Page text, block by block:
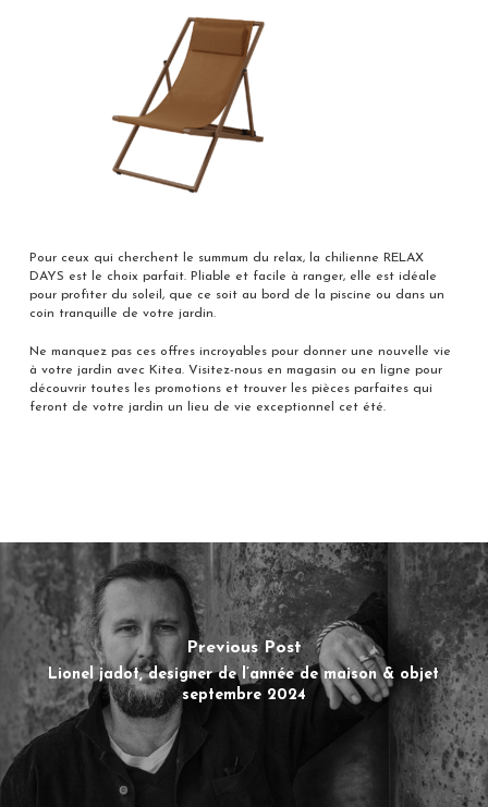
Pour ceux qui cherchent le summum du relax, la chilienne RELAX
DAYS est le choix parfait. Pliable et facile à ranger, elle est idéale
pour profiter du soleil, que ce soit au bord de la piscine ou dans un
coin tranquille de votre jardin.
Ne manquez pas ces offres incroyables pour donner une nouvelle vie
à votre jardin avec Kitea. Visitez-nous en magasin ou en ligne pour
découvrir toutes les promotions et trouver les pièces parfaites qui
feront de votre jardin un lieu de vie exceptionnel cet été.
Previous Post
Lionel jadot, designer de l’année de maison & objet
septembre 2024